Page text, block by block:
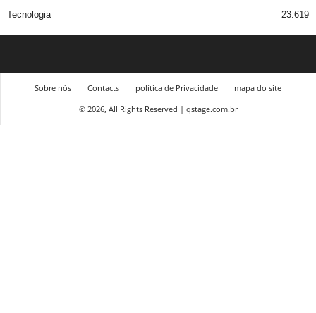
Tecnologia
23.619
Sobre nós Contacts política de Privacidade
mapa do site
© 2026, All Rights Reserved | qstage.com.br